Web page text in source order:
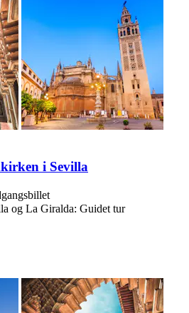
i Sevilla
og La Giralda: Guidet tur